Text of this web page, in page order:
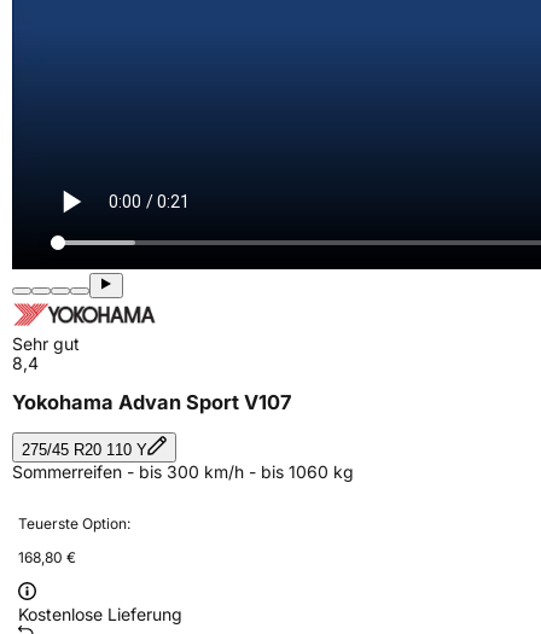
Sehr gut
8,4
Yokohama Advan Sport V107
275/45 R20 110 Y
Sommerreifen - bis 300 km/h - bis 1060 kg
Teuerste Option:
168,80 €
Kostenlose Lieferung